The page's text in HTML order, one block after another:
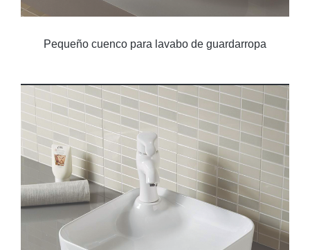
Pequeño cuenco para lavabo de guardarropa